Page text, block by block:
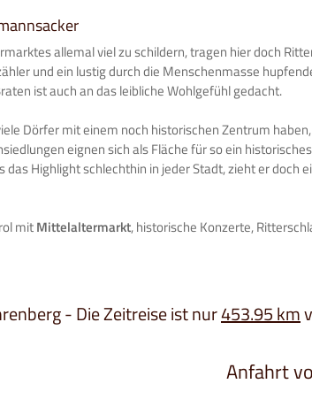
allemal viel zu schildern, tragen hier doch
und ein lustig durch die Menschenmasse
ist auch an das leibliche Wohlgefühl gedacht.
Dörfer mit einem noch historischen Zentrum
eignen sich als Fläche für so ein
Highlight schlechthin in jeder Stadt, zieht er doch
mitMittelaltermarkt, historische Konzerte,
- Die Zeitreise ist nur453.95 km
Anfahrt